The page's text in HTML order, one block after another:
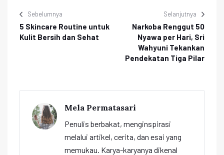
Sebelumnya
5 Skincare Routine untuk
Kulit Bersih dan Sehat
Selanjutnya
Narkoba Renggut 50
Nyawa per Hari, Sri
Wahyuni Tekankan
Pendekatan Tiga Pilar
Mela Permatasari
Penulis berbakat, menginspirasi
melalui artikel, cerita, dan esai yang
memukau. Karya-karyanya dikenal